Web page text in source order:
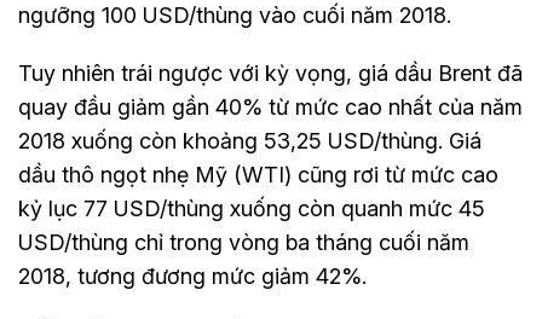
ngưỡng 100 USD/thùng vào cuối năm 2018.
Tuy nhiên trái ngược với kỳ vọng, giá dầu Brent đã
quay đầu giảm gần 40% từ mức cao nhất của năm
2018 xuống còn khoảng 53,25 USD/thùng. Giá
dầu thô ngọt nhẹ Mỹ (WTI) cũng rơi từ mức cao
kỷ lục 77 USD/thùng xuống còn quanh mức 45
USD/thùng chỉ trong vòng ba tháng cuối năm
2018, tương đương mức giảm 42%.